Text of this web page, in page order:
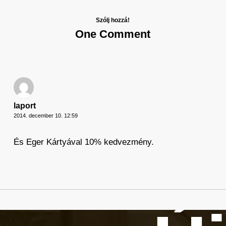
Szólj hozzá!
One Comment
laport
2014. december 10. 12:59
És Eger Kártyával 10% kedvezmény.